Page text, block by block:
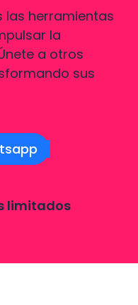
las herramientas
la
a otros
sus
limitados